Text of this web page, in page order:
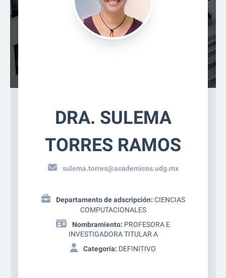
DRA. SULEMA
TORRES RAMOS
sulema.torres@academicos.udg.mx
Departamento de adscripción: CIENCIAS
COMPUTACIONALES
Nombramiento: PROFESORA E
INVESTIGADORA TITULAR A
Categoría: DEFINITIVO